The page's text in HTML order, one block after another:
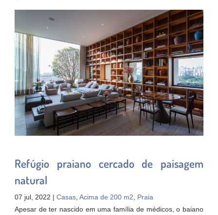
Refúgio praiano cercado de paisagem
natural
07 jul, 2022 | Casas, Acima de 200 m2, Praia
Apesar de ter nascido em uma família de médicos, o baiano